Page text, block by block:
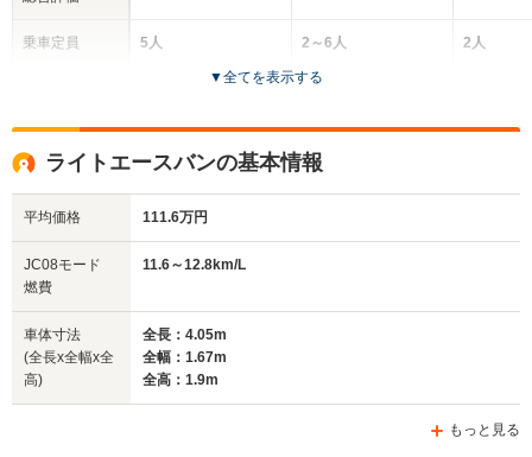
乗車定員
サイズ
(全長x全幅x全高)
5人
全高
1.9m～1.93m
全幅
1.67m
2～6人
4～5ドア
2人
▼全てを表示する
ライトエースバンの基本情報
平均価格 111.6万円
JC08モード
燃費
11.6～12.8km/L
車体寸法
(全長x全幅x全
高)
全長：4.05m
全幅：1.67m
全高：1.9m
もっと見る